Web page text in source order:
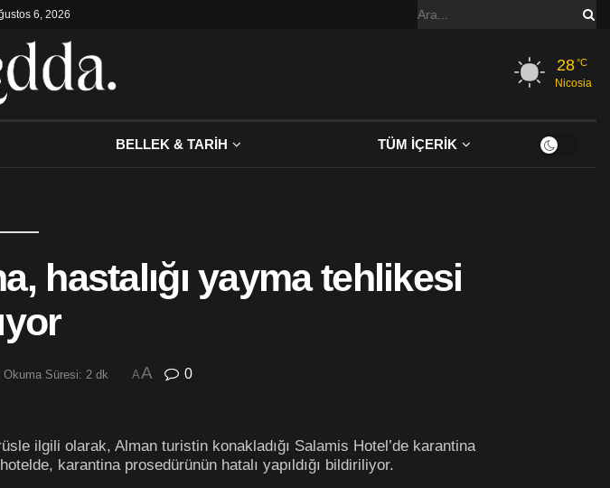
6, 2026
28°C
Nicosia
BELLEK & TARİH TÜM İÇERİK
hastalığı yayma tehlikesi
Okuma Süresi: 2 dk AA 0
ilgili olarak, Alman turistin konakladığı Salamis Hotel’de karantina
karantina prosedürünün hatalı yapıldığı bildiriliyor.